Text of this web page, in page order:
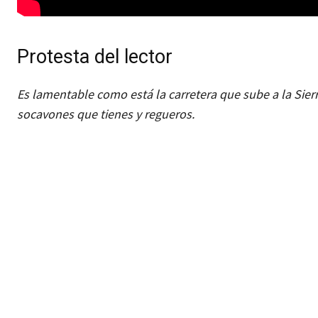
Protesta del lector
Es lamentable como está la carretera que sube a la
socavones que tienes y regueros.